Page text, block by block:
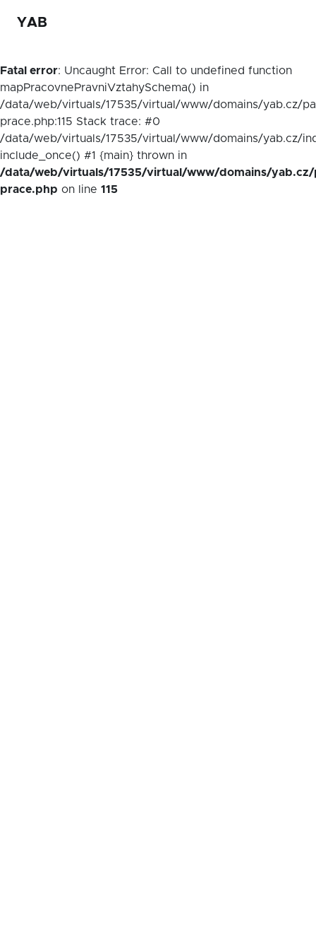
YAB
Fatal error: Uncaught Error: Call to undefined function
mapPracovnePravniVztahySchema() in
/data/web/virtuals/17535/virtual/www/domains/yab.cz/
prace.php:115 Stack trace: #0
/data/web/virtuals/17535/virtual/www/domains/yab.cz/
include_once() #1 {main} thrown in
/data/web/virtuals/17535/virtual/www/domains/yab.cz/
prace.php on line 115